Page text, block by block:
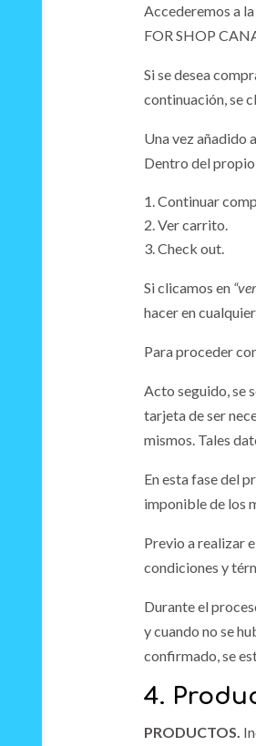
Accederemos a
FOR SHOP
Si se desea
continuación, se
Una vez añadido
Dentro del
Continuar
Ver carrito.
Check out.
Si clicamos en
hacer en
Para proceder
Acto seguido, se
tarjeta de ser
mismos. Tales
En esta fase del
imponible de los
Previo a realizar
condiciones y
Durante el
y cuando no se
confirmado, se
4.
PRODUCTOS.